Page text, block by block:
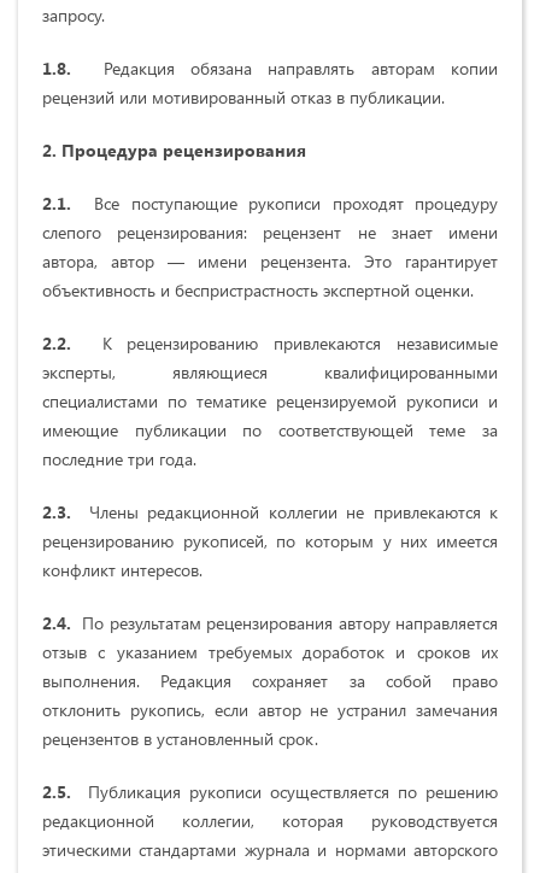
запросу.
1.8. Редакция обязана направлять авторам копии
рецензий или мотивированный отказ в публикации.
2. Процедура рецензирования
2.1. Все поступающие рукописи проходят процедуру
слепого рецензирования: рецензент не знает имени
автора, автор — имени рецензента. Это гарантирует
объективность и беспристрастность экспертной оценки.
2.2. К рецензированию привлекаются независимые
эксперты, являющиеся квалифицированными
специалистами по тематике рецензируемой рукописи и
имеющие публикации по соответствующей теме за
последние три года.
2.3. Члены редакционной коллегии не привлекаются к
рецензированию рукописей, по которым у них имеется
конфликт интересов.
2.4. По результатам рецензирования автору направляется
отзыв с указанием требуемых доработок и сроков их
выполнения. Редакция сохраняет за собой право
отклонить рукопись, если автор не устранил замечания
рецензентов в установленный срок.
2.5. Публикация рукописи осуществляется по решению
редакционной коллегии, которая руководствуется
этическими стандартами журнала и нормами авторского